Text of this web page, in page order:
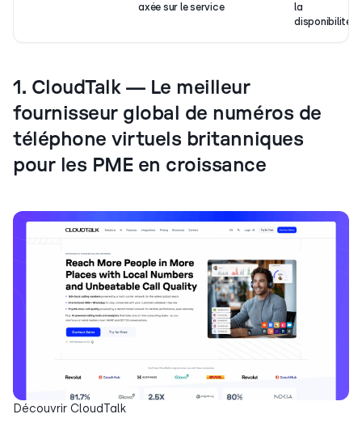
axée sur le service
la
disponibilité
1. CloudTalk — Le meilleur
fournisseur global de numéros de
téléphone virtuels britanniques
pour les PME en croissance
Découvrir CloudTalk